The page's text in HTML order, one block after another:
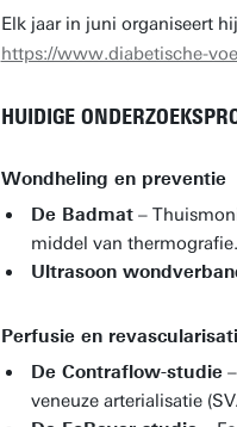
Elk jaar in juni organiseert
https://www.diabetische-
HUIDIGE
Wondheling en preventie
De Badmat–
middel van thermografie.
Ultrasoon
Perfusie en
De Contraflow-studie–
veneuze arterialisatie